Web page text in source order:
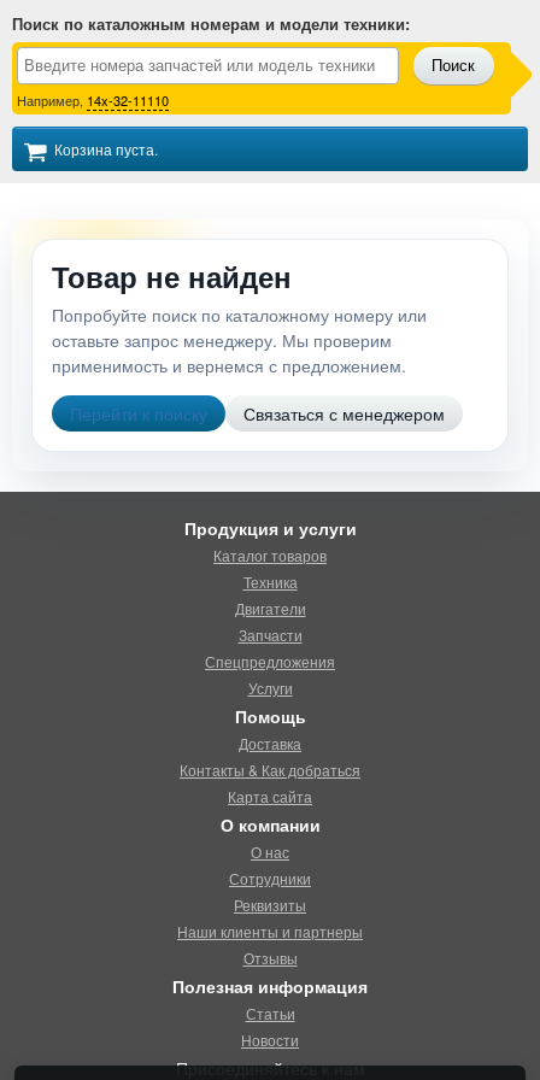
Поиск по каталожным номерам и модели техники:
Поиск
Например, 14x-32-11110
Корзина пуста.
Товар не найден
Попробуйте поиск по каталожному номеру или
оставьте запрос менеджеру. Мы проверим
применимость и вернемся с предложением.
Перейти к поиску
Связаться с менеджером
Продукция и услуги
Каталог товаров
Техника
Двигатели
Запчасти
Спецпредложения
Услуги
Помощь
Доставка
Контакты & Как добраться
Карта сайта
О компании
О нас
Сотрудники
Реквизиты
Наши клиенты и партнеры
Отзывы
Полезная информация
Статьи
Новости
Присоединяйтесь к нам